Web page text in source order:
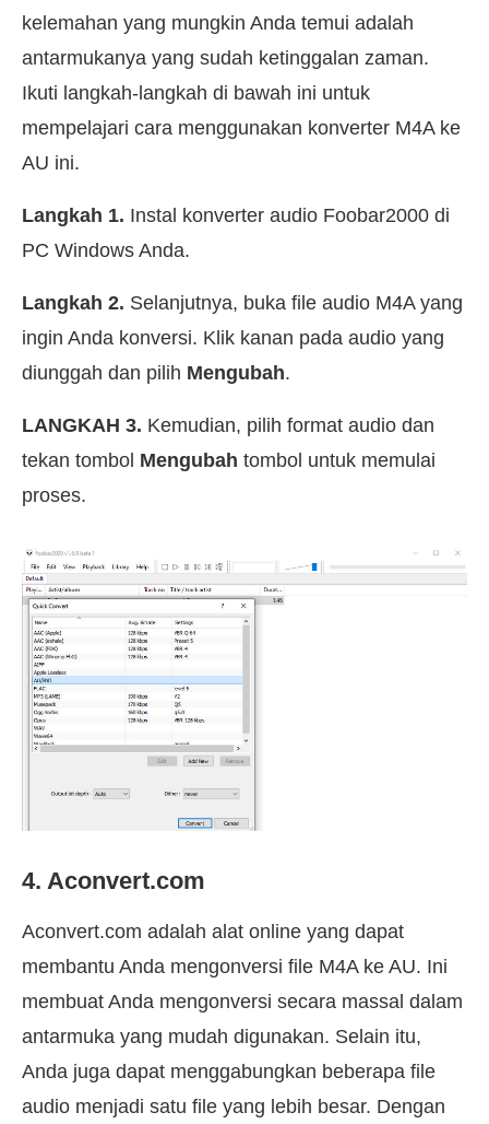
kelemahan yang mungkin Anda temui adalah
antarmukanya yang sudah ketinggalan zaman.
Ikuti langkah-langkah di bawah ini untuk
mempelajari cara menggunakan konverter M4A ke
AU ini.
Langkah 1. Instal konverter audio Foobar2000 di
PC Windows Anda.
Langkah 2. Selanjutnya, buka file audio M4A yang
ingin Anda konversi. Klik kanan pada audio yang
diunggah dan pilih Mengubah.
LANGKAH 3. Kemudian, pilih format audio dan
tekan tombol Mengubah tombol untuk memulai
proses.
4. Aconvert.com
Aconvert.com adalah alat online yang dapat
membantu Anda mengonversi file M4A ke AU. Ini
membuat Anda mengonversi secara massal dalam
antarmuka yang mudah digunakan. Selain itu,
Anda juga dapat menggabungkan beberapa file
audio menjadi satu file yang lebih besar. Dengan